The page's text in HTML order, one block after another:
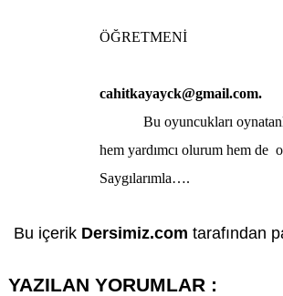
ÖĞRETMENİ
cahitkayayck@gmail.com.
Bu oyuncukları
hem yardımcı olurum hem de
Saygılarımla….
Bu içerik Dersimiz.com tarafından
YAZILAN YORUMLAR :